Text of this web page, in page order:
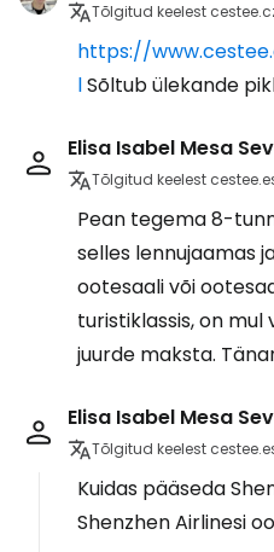
Tõlgitud keelest
https://
lSõltub ülekande
Elisa Isabel Mesa
Tõlgitud keelest
Pean tegema 8-
selles lennujaamas
ootesaali või
turistiklassis, on mul
juurde maksta.
Elisa Isabel Mesa
Tõlgitud keelest
Kuidas pääseda
Shenzhen Airlinesi